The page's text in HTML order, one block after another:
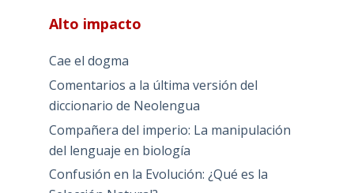
Alto impacto
Cae el dogma
Comentarios a la última versión del
diccionario de Neolengua
Compañera del imperio: La manipulación
del lenguaje en biología
Confusión en la Evolución: ¿Qué es la